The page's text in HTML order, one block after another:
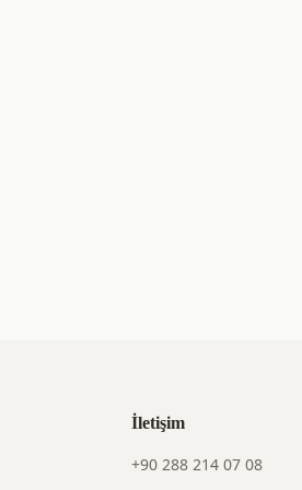
İletişim
+90 288 214 07 08